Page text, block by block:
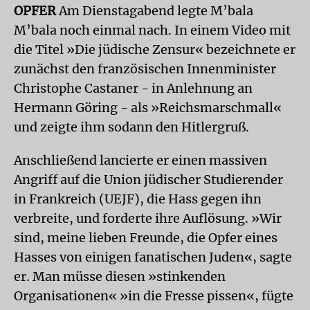
OPFERAm Dienstagabend legte M’bala
M’bala noch einmal nach. In einem Video mit
die Titel »Die jüdische Zensur« bezeichnete er
zunächst den französischen Innenminister
Christophe Castaner - in Anlehnung an
Hermann Göring - als »Reichsmarschmall«
und zeigte ihm sodann den Hitlergruß.
Anschließend lancierte er einen massiven
Angriff auf die Union jüdischer Studierender
in Frankreich (UEJF), die Hass gegen ihn
verbreite, und forderte ihre Auflösung. »Wir
sind, meine lieben Freunde, die Opfer eines
Hasses von einigen fanatischen Juden«, sagte
er. Man müsse diesen »stinkenden
Organisationen« »in die Fresse pissen«, fügte